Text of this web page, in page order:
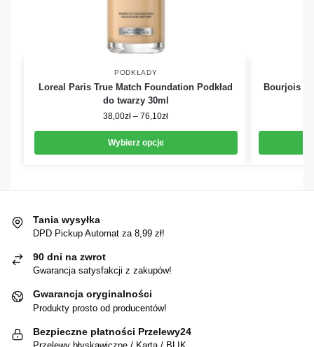
PODKŁADY
Loreal Paris True Match Foundation Podkład
do twarzy 30ml
38,00zł – 76,10zł
Wybierz opcje
Bourjois
Tania wysyłka
DPD Pickup Automat za 8,99 zł!
90 dni na zwrot
Gwarancja satysfakcji z zakupów!
Gwarancja oryginalności
Produkty prosto od producentów!
Bezpieczne płatności Przelewy24